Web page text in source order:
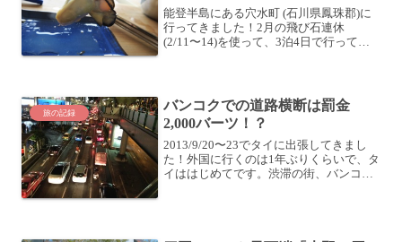
能登半島にある穴水町 (石川県鳳珠郡)に
行ってきました！2月の飛び石連休
(2/11〜14)を使って、3泊4日で行ってき
ックパ...
旅の記録
バンコクでの道路横断は罰金
2,000バーツ！？
2013/9/20〜23でタイに出張してきまし
た！外国に行くのは1年ぶりくらいで、タ
イははじめてです。渋滞の街、バンコク